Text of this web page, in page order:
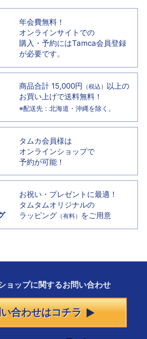
年会費無料！
オンラインサイトでの
購入・予約にはTamca会員登録
が必要です。
商品合計 15,000円 （税込） 以上の
お買い上げで送料無料！
※配送先：北海道・沖縄を除く。
タムカ会員様は
オンラインショップで
予約が可能！
お祝い・プレゼントに最適！
タムタムオリジナルの
ラッピング （有料） をご用意
ョップに関するお問い合わせ
合わせはコチラ